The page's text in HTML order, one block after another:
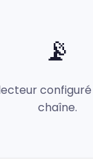
📡
chaîne.